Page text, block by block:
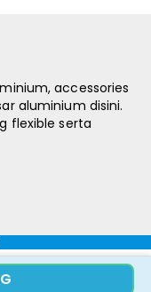
accessories
aluminium disini.
flexible serta